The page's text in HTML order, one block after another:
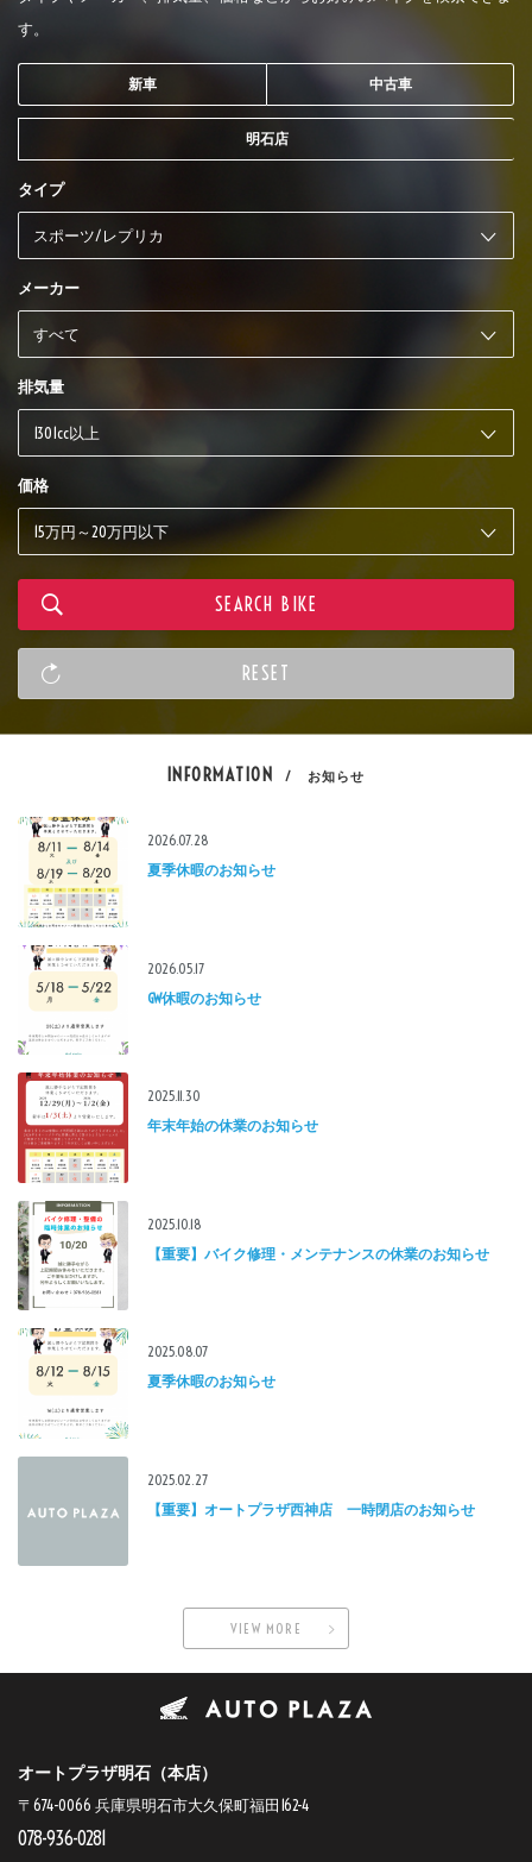
す。
新車 中古車
明石店
タイプ
メーカー
排気量
価格
INFORMATION / お知らせ
2026.07.28
夏季休暇のお知らせ
2026.05.17
GW休暇のお知らせ
2025.11.30
年末年始の休業のお知らせ
2025.10.18
【重要】バイク修理・メンテナンスの休業のお知らせ
2025.08.07
夏季休暇のお知らせ
2025.02.27
【重要】オートプラザ西神店 一時閉店のお知らせ
VIEW MORE
オートプラザ明石（本店）
〒674-0066 兵庫県明石市大久保町福田162-4
078-936-0281